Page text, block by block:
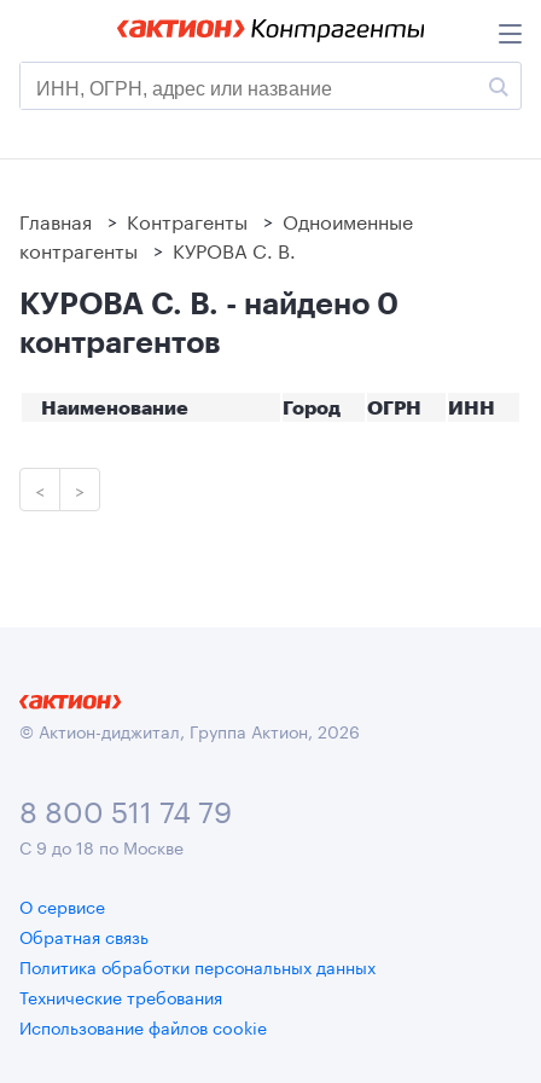
Главная > Контрагенты > Одноименные
контрагенты > КУРОВА С. В.
КУРОВА С. В. - найдено 0
контрагентов
Наименование Город ОГРН ИНН
< >
© Актион-диджитал, Группа Актион, 2026
8 800 511 74 79
С 9 до 18 по Москве
О сервисе
Обратная связь
Политика обработки персональных данных
Технические требования
Использование файлов cookie